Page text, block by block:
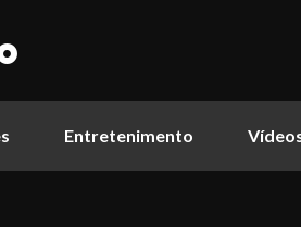
Entretenimento